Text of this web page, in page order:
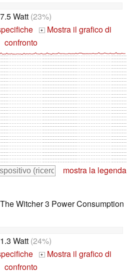
Watt(23%)
+ Mostra il grafico di
confronto
mostra la legenda
Witcher 3 Power Consumption
Watt(24%)
+ Mostra il grafico di
confronto